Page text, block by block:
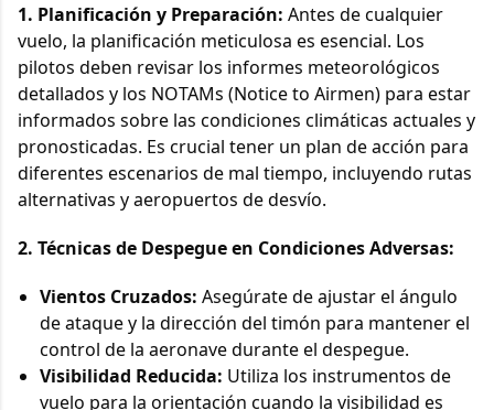
1. Planificación y Preparación: Antes de cualquier
vuelo, la planificación meticulosa es esencial. Los
pilotos deben revisar los informes meteorológicos
detallados y los NOTAMs (Notice to Airmen) para estar
informados sobre las condiciones climáticas actuales y
pronosticadas. Es crucial tener un plan de acción para
diferentes escenarios de mal tiempo, incluyendo rutas
alternativas y aeropuertos de desvío.
2. Técnicas de Despegue en Condiciones Adversas:
Vientos Cruzados: Asegúrate de ajustar el ángulo
de ataque y la dirección del timón para mantener el
control de la aeronave durante el despegue.
Visibilidad Reducida: Utiliza los instrumentos de
vuelo para la orientación cuando la visibilidad es